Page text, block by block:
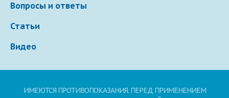
Вопросы и ответы
Статьи
Видео
ИМЕЮТСЯ ПРОТИВОПОКАЗАНИЯ. ПЕРЕД ПРИМЕНЕНИЕМ